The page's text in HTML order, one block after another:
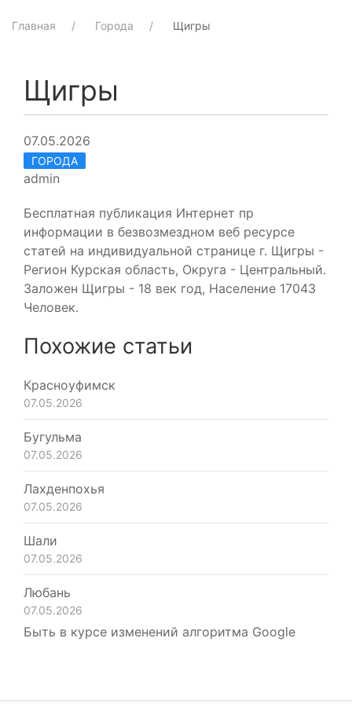
Главная Города Щигры
Щигры
07.05.2026
ГОРОДА
admin
Бесплатная публикация Интернет пр
информации в безвозмездном веб ресурсе
статей на индивидуальной странице г. Щигры -
Регион Курская область, Округа - Центральный.
Заложен Щигры - 18 век год, Население 17043
Человек.
Похожие статьи
Красноуфимск
07.05.2026
Бугульма
07.05.2026
Лахденпохья
07.05.2026
Шали
07.05.2026
Любань
07.05.2026
Быть в курсе изменений алгоритма Google